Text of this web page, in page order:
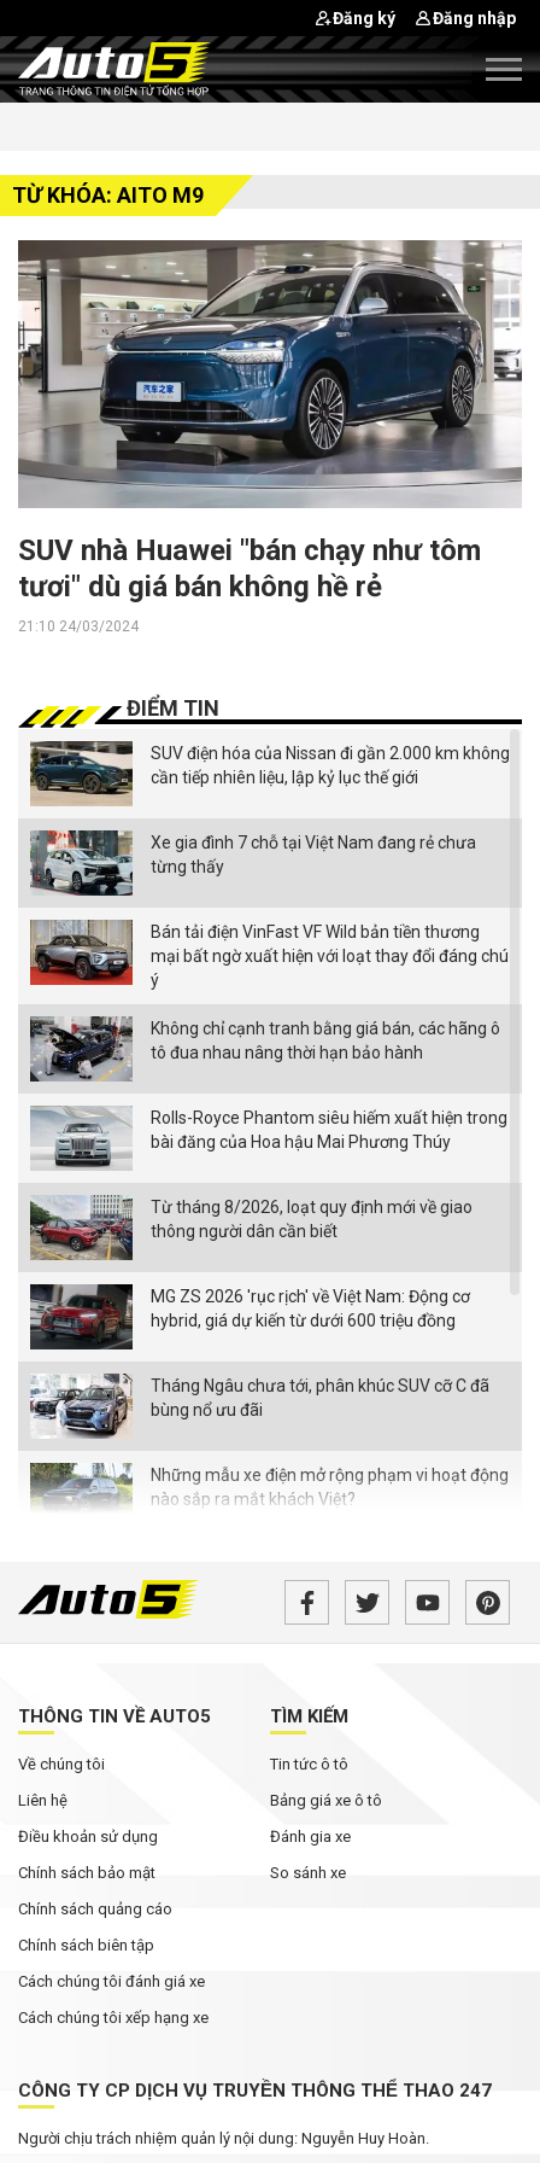
Đăng ký Đăng nhập
TỪ KHÓA: AITO M9
SUV nhà Huawei "bán chạy như tôm
tươi" dù giá bán không hề rẻ
21:10 24/03/2024
ĐIỂM TIN
SUV điện hóa của Nissan đi gần 2.000 km không
cần tiếp nhiên liệu, lập kỷ lục thế giới
Xe gia đình 7 chỗ tại Việt Nam đang rẻ chưa
từng thấy
Bán tải điện VinFast VF Wild bản tiền thương
mại bất ngờ xuất hiện với loạt thay đổi đáng chú
ý
Không chỉ cạnh tranh bằng giá bán, các hãng ô
tô đua nhau nâng thời hạn bảo hành
Rolls-Royce Phantom siêu hiếm xuất hiện trong
bài đăng của Hoa hậu Mai Phương Thúy
Từ tháng 8/2026, loạt quy định mới về giao
thông người dân cần biết
MG ZS 2026 'rục rịch' về Việt Nam: Động cơ
hybrid, giá dự kiến từ dưới 600 triệu đồng
Tháng Ngâu chưa tới, phân khúc SUV cỡ C đã
bùng nổ ưu đãi
Những mẫu xe điện mở rộng phạm vi hoạt động
nào sắp ra mắt khách Việt?
Một SUV thuần điện, một sedan hạng C
Xpander được ưu đãi cao nhất
THÔNG TIN VỀ AUTO5
Về chúng tôi
Liên hệ
Điều khoản sử dụng
Chính sách bảo mật
Chính sách quảng cáo
Chính sách biên tập
Cách chúng tôi đánh giá xe
Cách chúng tôi xếp hạng xe
TÌM KIẾM
Tin tức ô tô
Bảng giá xe ô tô
Đánh gia xe
So sánh xe
CÔNG TY CP DỊCH VỤ TRUYỀN THÔNG THỂ THAO 247
Người chịu trách nhiệm quản lý nội dung: Nguyễn Huy Hoàn.